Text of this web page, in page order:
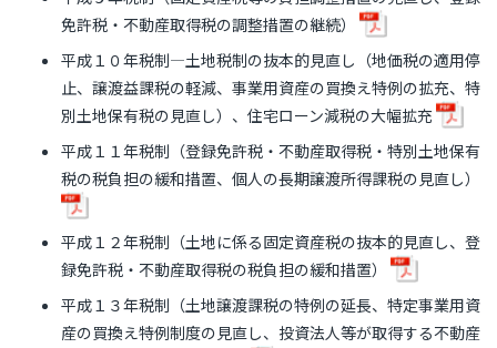
免許税・不動産取得税の調整措置の継続）
平成１０年税制―土地税制の抜本的見直し（地価税の適用停
止、譲渡益課税の軽減、事業用資産の買換え特例の拡充、特
別土地保有税の見直し）、住宅ローン減税の大幅拡充
平成１１年税制（登録免許税・不動産取得税・特別土地保有
税の税負担の緩和措置、個人の長期譲渡所得課税の見直し）
平成１２年税制（土地に係る固定資産税の抜本的見直し、登
録免許税・不動産取得税の税負担の緩和措置）
平成１３年税制（土地譲渡課税の特例の延長、特定事業用資
産の買換え特例制度の見直し、投資法人等が取得する不動産